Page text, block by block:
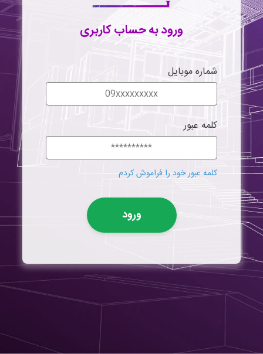
ورود به حساب کاربری
شماره موبایل
کلمه عبور
کلمه عبور خود را فراموش کردم